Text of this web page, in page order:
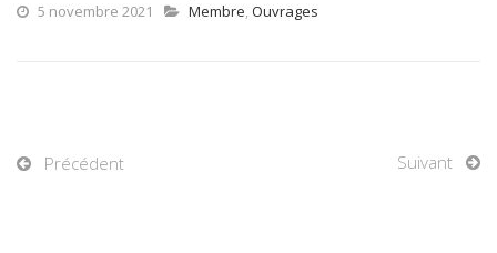
5 novembre 2021 Membre, Ouvrages
Précédent Suivant